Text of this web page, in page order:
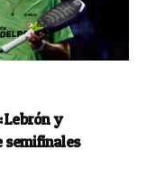
Lebrón y
semifinales